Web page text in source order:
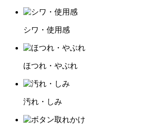
シワ・使用感
ほつれ・やぶれ
汚れ・しみ